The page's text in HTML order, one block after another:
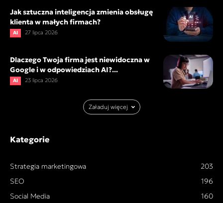
Jak sztuczna inteligencja zmienia obsługę
klienta w małych firmach?
AI 27 lipca 2026
Dlaczego Twoja firma jest niewidoczna w
Google i w odpowiedziach AI?...
AI 23 lipca 2026
Załaduj więcej
Kategorie
Strategia marketingowa
203
SEO
196
Social Media
160